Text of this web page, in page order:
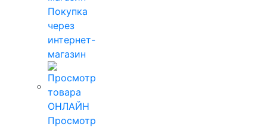
Покупка
через
интернет-
магазин
Просмотр